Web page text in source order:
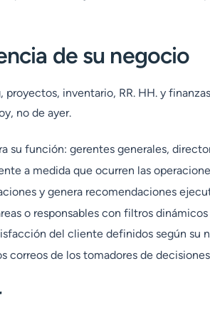
de su negocio
inventario, RR. HH. y
no de ayer.
su función: gerentes generales,
a medida que ocurren las
y genera recomendaciones
o responsables con filtros dinámicos
del cliente definidos según su
correos de los tomadores de